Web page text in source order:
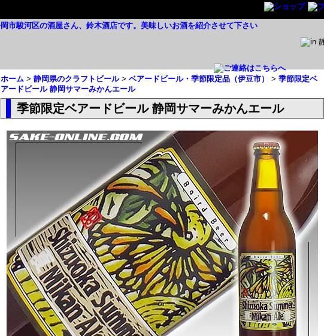
ホーム > 静岡県のクラフトビール> ベアードビール・季節限定品（伊豆市） > 季節限定ベ
アードビール 静岡サマーみかんエール
季節限定ベアードビール 静岡サマーみかんエール